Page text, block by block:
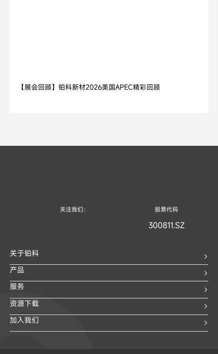
【展会回顾】铂科新材2026美国APEC精彩回顾
关注我们： 股票代码
300811.SZ
关于铂科
产品
服务
资源下载
加入我们